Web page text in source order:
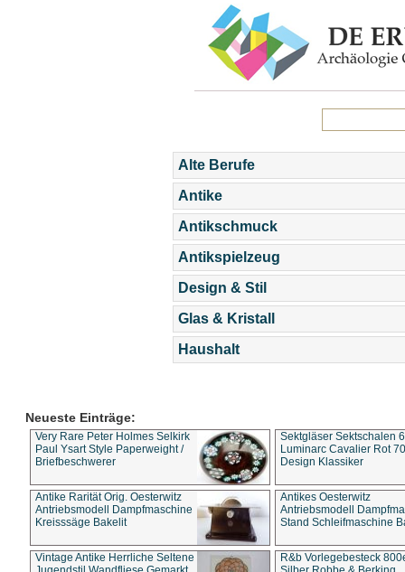
Alte Berufe
Antike
Antikschmuck
Antikspielzeug
Design & Stil
Glas & Kristall
Haushalt
Neueste Einträge:
Very Rare Peter Holmes Selkirk
Paul Ysart Style Paperweight /
Briefbeschwerer
Sektgläser Sektschalen
Luminarc Cavalier Rot
Design Klassiker
Antike Rarität Orig. Oesterwitz
Antriebsmodell Dampfmaschine
Kreisssäge Bakelit
Antikes Oesterwitz
Antriebsmodell
Stand Schleifmaschine
Vintage Antike Herrliche Seltene
R&b Vorlegebesteck